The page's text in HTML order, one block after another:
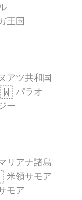
王国
アツ共和国
パラオ
ー
リアナ諸島
米領サモア
モア